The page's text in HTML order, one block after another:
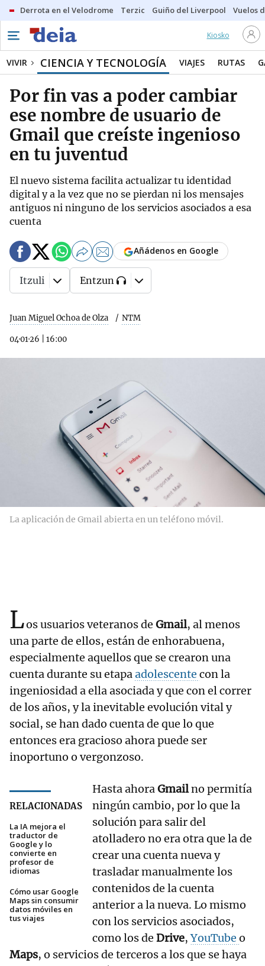
Derrota en el Velodrome Terzic Guiño del Liverpool Vuelos
Kiosko
VIVIR CIENCIA Y TECNOLOGÍA VIAJES RUTAS
Por fin vas a poder cambiar
ese nombre de usuario de
Gmail que creíste ingenioso
en tu juventud
El nuevo sistema facilita actualizar tu identidad
digital y a la vez que no se pierdan ni los mensajes
antiguos ni ninguno de los servicios asociados a esa
cuenta
Juan Miguel Ochoa de Olza NTM
04·01·26 16:00
Añádenos en Google
Itzuli Entzun
La aplicación de Gmail abierta en un teléfono móvil.
Los usuarios veteranos de Gmail, al menos
una parte de ellos, están de enhorabuena,
especialmente aquellos que se crearon una
cuenta durante su etapaadolescente con la
ingeniosidad a ella asociada y que con el correr
de los años, y la inevitable evolución vital y
social, se han dado cuenta de que lo que
entonces era gracioso ahora puede ser
inoportuno o vergonzoso.
RELACIONADAS
La IA mejora el
traductor de
Google y lo
convierte en
profesor de
idiomas
Cómo usar Google
Maps sin consumir
datos móviles en
tus viajes
Hasta ahoraGmailno permitía
ningún cambio, por lo que la
solución para salir del
atolladero no era otra que la de
crear una cuenta nueva y
trasladar manualmente los
contenidos de la cuenta
anterior a la nueva. Lo mismo
con los servicios asociados,
como los de Drive,YouTube o
Maps, o servicios de terceros a los que se haya